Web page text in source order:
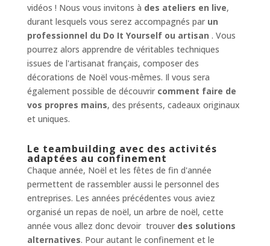
vidéos ! Nous vous invitons à des ateliers en live,
durant lesquels vous serez accompagnés par un
professionnel du Do It Yourself ou artisan . Vous
pourrez alors apprendre de véritables techniques
issues de l'artisanat français, composer des
décorations de Noël vous-mêmes. Il vous sera
également possible de découvrir comment faire de
vos propres mains, des présents, cadeaux originaux
et uniques.
Le teambuilding avec des activités
adaptées au confinement
Chaque année, Noël et les fêtes de fin d'année
permettent de rassembler aussi le personnel des
entreprises. Les années précédentes vous aviez
organisé un repas de noël, un arbre de noël, cette
année vous allez donc devoir trouver des solutions
alternatives. Pour autant le confinement et le